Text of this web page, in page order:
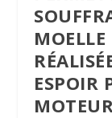
MOELLE
ESPOIR